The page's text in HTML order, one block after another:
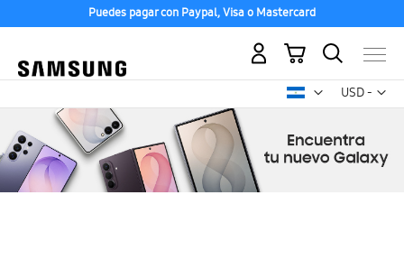
Puedes pagar con Paypal, Visa o Mastercard
USD -
dólar
Mi carrito